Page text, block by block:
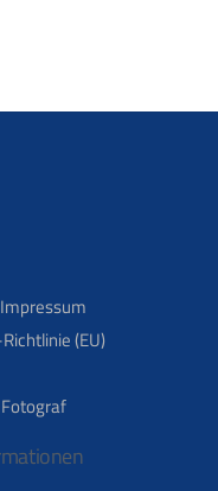
Impressum
(EU)
Fotograf